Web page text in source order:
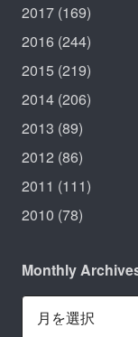
2017 (169)
2016 (244)
2015 (219)
2014 (206)
2013 (89)
2012 (86)
2011 (111)
2010 (78)
Monthly